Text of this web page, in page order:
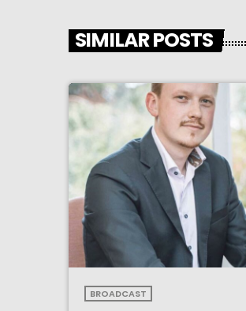
SIMILAR POSTS
BROADCAST